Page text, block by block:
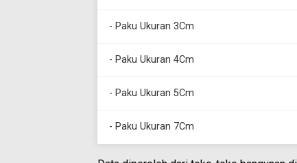
- Paku Ukuran 3Cm
- Paku Ukuran 4Cm
- Paku Ukuran 5Cm
- Paku Ukuran 7Cm